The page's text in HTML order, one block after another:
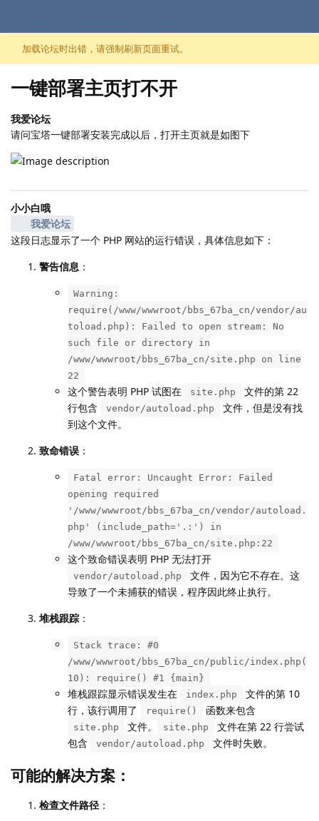
跳至内容
加载论坛时出错，请强制刷新页面重试。
一键部署主页打不开
我爱论坛
请问宝塔一键部署安装完成以后，打开主页就是如图下
小小白哦
我爱论坛
这段日志显示了一个 PHP 网站的运行错误，具体信息如下：
警告信息 ：
Warning:
require(/www/wwwroot/bbs_67ba_cn/vendor/au
toload.php): Failed to open stream: No
such file or directory in
/www/wwwroot/bbs_67ba_cn/site.php on line
22
这个警告表明 PHP 试图在 site.php
文件的第 22
行包含
vendor/autoload.php
文件，但是没有找
到这个文件。
致命错误 ：
Fatal error: Uncaught Error: Failed
opening required
'/www/wwwroot/bbs_67ba_cn/vendor/autoload.
php' (include_path='.:') in
/www/wwwroot/bbs_67ba_cn/site.php:22
这个致命错误表明 PHP 无法打开
vendor/autoload.php
文件，因为它不存在。这
导致了一个未捕获的错误，程序因此终止执行。
堆栈跟踪 ：
Stack trace: #0
/www/wwwroot/bbs_67ba_cn/public/index.php(
10): require() #1 {main}
堆栈跟踪显示错误发生在 index.php
文件的第 10
行，该行调用了
require() 函数来包含
site.php 文件。 site.php
文件在第 22 行尝试
包含
vendor/autoload.php 文件时失败。
可能的解决方案：
检查文件路径 ：